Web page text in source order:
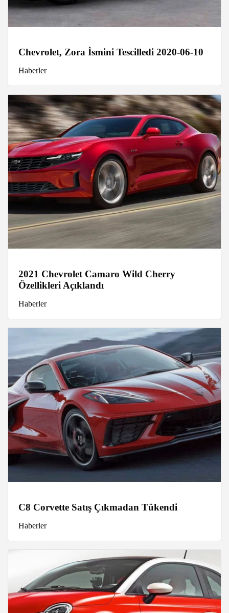
Chevrolet, Zora İsmini Tescilledi 2020-06-10
Haberler
2021 Chevrolet Camaro Wild Cherry
Özellikleri Açıklandı
Haberler
C8 Corvette Satış Çıkmadan Tükendi
Haberler